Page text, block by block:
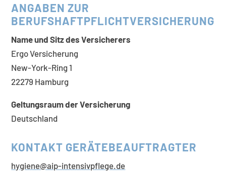
ANGABEN ZUR
BERUFSHAFTPFLICHTVERSICHERUNG
Name und Sitz des Versicherers
Ergo Versicherung
New-York-Ring 1
22279 Hamburg
Geltungsraum der Versicherung
Deutschland
KONTAKT GERÄTEBEAUFTRAGTER
hygiene@aip-intensivpflege.de